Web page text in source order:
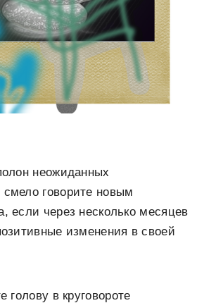
неожиданных
говорите новым
если через несколько месяцев
изменения в своей
голову в круговороте